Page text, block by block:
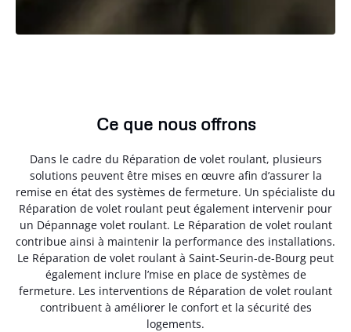
Ce que nous offrons
Dans le cadre du Réparation de volet roulant, plusieurs
solutions peuvent être mises en œuvre afin d’assurer la
remise en état des systèmes de fermeture. Un spécialiste du
Réparation de volet roulant peut également intervenir pour
un Dépannage volet roulant. Le Réparation de volet roulant
contribue ainsi à maintenir la performance des installations.
Le Réparation de volet roulant à Saint-Seurin-de-Bourg peut
également inclure l’mise en place de systèmes de
fermeture. Les interventions de Réparation de volet roulant
contribuent à améliorer le confort et la sécurité des
logements.